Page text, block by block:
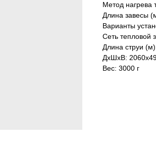
Метод нагрева
Длина завесы
Варианты
Сеть тепловой
Длина струи
ДxШxВ:
Вес: 3000 г